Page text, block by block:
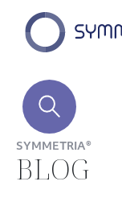
SYMMETRIA®
BLOG